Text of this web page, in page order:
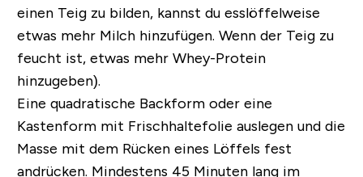
einen Teig zu bilden, kannst du esslöffelweise
etwas mehr Milch hinzufügen. Wenn der Teig zu
feucht ist, etwas mehr Whey-Protein
hinzugeben).
Eine quadratische Backform oder eine
Kastenform mit Frischhaltefolie auslegen und die
Masse mit dem Rücken eines Löffels fest
andrücken. Mindestens 45 Minuten lang im